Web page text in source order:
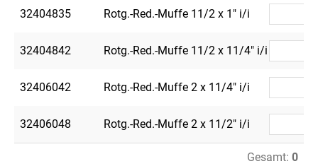
32404835 Rotg.-Red.-Muffe 11/2 x 1" i/i
32404842 Rotg.-Red.-Muffe 11/2 x 11/4" i/i
32406042 Rotg.-Red.-Muffe 2 x 11/4" i/i
32406048 Rotg.-Red.-Muffe 2 x 11/2" i/i
Gesamt: 0